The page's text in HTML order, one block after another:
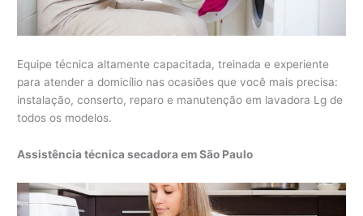
Equipe técnica altamente capacitada, treinada e experiente
para atender a domicílio nas ocasiões que você mais precisa:
instalação, conserto, reparo e manutenção em lavadora Lg de
todos os modelos.
Assistência técnica secadora em São Paulo